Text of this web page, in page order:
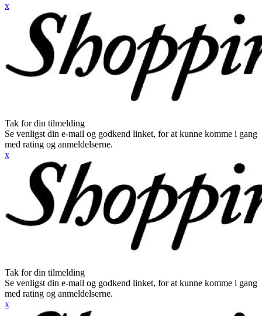
x
Tak for din tilmelding
Se venligst din e-mail og godkend linket, for at kunne komme i gang
med rating og anmeldelserne.
x
Tak for din tilmelding
Se venligst din e-mail og godkend linket, for at kunne komme i gang
med rating og anmeldelserne.
x